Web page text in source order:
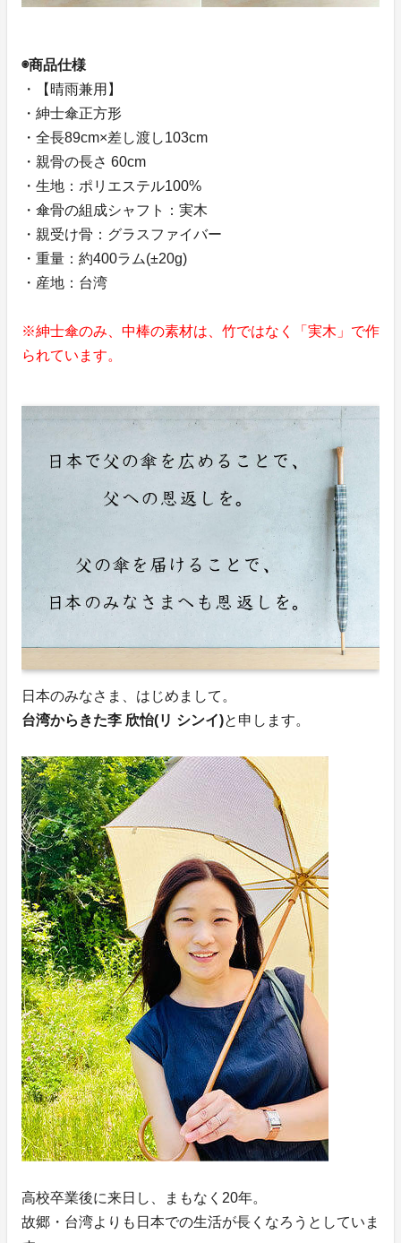
◉商品仕様
・【晴雨兼用】
・紳士傘正方形
・全長89cm×差し渡し103cm
・親骨の長さ 60cm
・生地：ポリエステル100%
・傘骨の組成シャフト：実木
・親受け骨：グラスファイバー
・重量：約400ラム(±20g)
・産地：台湾
※紳士傘のみ、中棒の素材は、竹ではなく「実木」で作
られています。
日本のみなさま、はじめまして。
台湾からきた李 欣怡(リ シンイ)と申します。
高校卒業後に来日し、まもなく20年。
故郷・台湾よりも日本での生活が長くなろうとしていま